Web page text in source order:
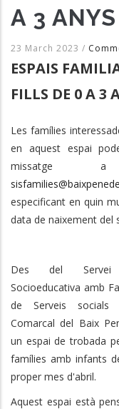
A 3 ANYS
23 March 2023 /
ESPAIS
FILLS DE 0 A 3
Les famílies
en aquest espai
missatge a
especificant en quin
data de naixement del
Des del Servei
Socioeducativa amb
de Serveis
Comarcal del Baix
un espai de trobada
famílies amb infants
proper mes d'abril.
Aquest espai està